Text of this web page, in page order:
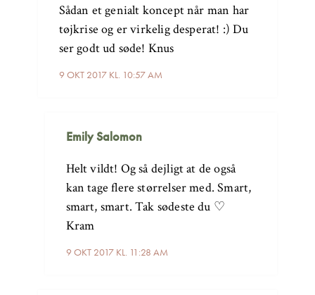
9 OKT 2017 KL. 10:57 AM
Sådan et genialt koncept når man har
tøjkrise og er virkelig desperat! :) Du
ser godt ud søde! Knus
Emily Salomon
9 OKT 2017 KL. 11:28 AM
Helt vildt! Og så dejligt at de også
kan tage flere størrelser med. Smart,
smart, smart. Tak sødeste du ♡
Kram